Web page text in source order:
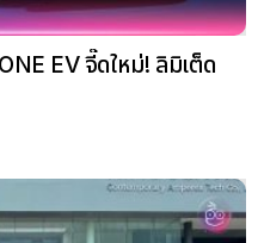
EV จี๊ดใหม่! ลิมิเต็ด